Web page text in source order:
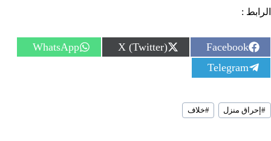
الرابط :
S
h
a
r
o
n
Facebook
S
h
X (Twitter)
S
h
WhatsApp
S
h
r
e
o
Telegram
وسوم
المقال:
#إحراق منزل #خلاف